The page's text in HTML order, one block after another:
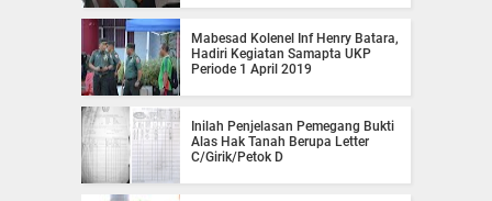
Mabesad Kolenel Inf Henry Batara,
Hadiri Kegiatan Samapta UKP
Periode 1 April 2019
Inilah Penjelasan Pemegang Bukti
Alas Hak Tanah Berupa Letter
C/Girik/Petok D